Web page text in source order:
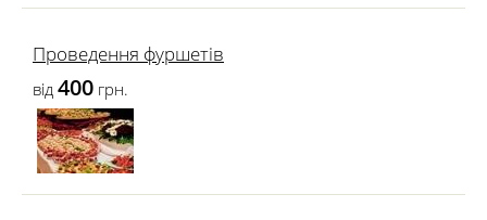
Проведення фуршетів
від 400 грн.